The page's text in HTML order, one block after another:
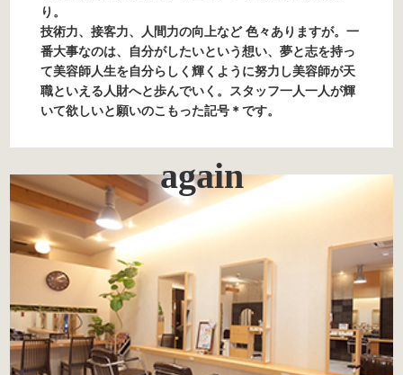
り。
技術力、接客力、人間力の向上など 色々ありますが。一
番大事なのは、自分がしたいという想い、夢と志を持っ
て美容師人生を自分らしく輝くように努力し美容師が天
職といえる人財へと歩んでいく。スタッフ一人一人が輝
いて欲しいと願いのこもった記号＊です。
again